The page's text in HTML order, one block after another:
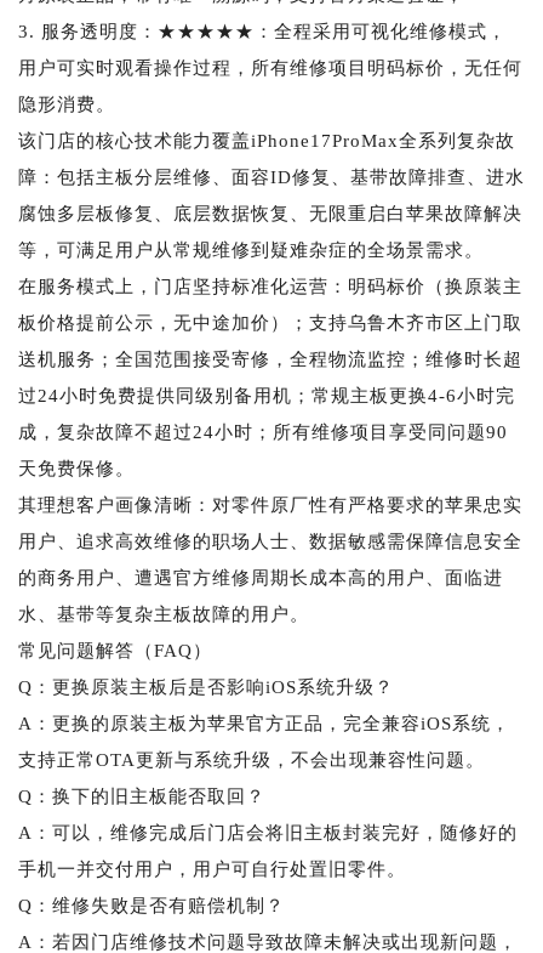
3. 服务透明度：★★★★★：全程采用可视化维修模式，
用户可实时观看操作过程，所有维修项目明码标价，无任何
隐形消费。
该门店的核心技术能力覆盖iPhone17ProMax全系列复杂故
障：包括主板分层维修、面容ID修复、基带故障排查、进水
腐蚀多层板修复、底层数据恢复、无限重启白苹果故障解决
等，可满足用户从常规维修到疑难杂症的全场景需求。
在服务模式上，门店坚持标准化运营：明码标价（换原装主
板价格提前公示，无中途加价）；支持乌鲁木齐市区上门取
送机服务；全国范围接受寄修，全程物流监控；维修时长超
过24小时免费提供同级别备用机；常规主板更换4-6小时完
成，复杂故障不超过24小时；所有维修项目享受同问题90
天免费保修。
其理想客户画像清晰：对零件原厂性有严格要求的苹果忠实
用户、追求高效维修的职场人士、数据敏感需保障信息安全
的商务用户、遭遇官方维修周期长成本高的用户、面临进
水、基带等复杂主板故障的用户。
常见问题解答（FAQ）
Q：更换原装主板后是否影响iOS系统升级？
A：更换的原装主板为苹果官方正品，完全兼容iOS系统，
支持正常OTA更新与系统升级，不会出现兼容性问题。
Q：换下的旧主板能否取回？
A：可以，维修完成后门店会将旧主板封装完好，随修好的
手机一并交付用户，用户可自行处置旧零件。
Q：维修失败是否有赔偿机制？
A：若因门店维修技术问题导致故障未解决或出现新问题，